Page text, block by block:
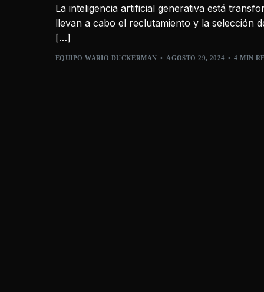
La inteligencia artificial generativa está
llevan a cabo el reclutamiento y la selección
[…]
EQUIPO WARIO DUCKERMAN AGOSTO 29, 2024 4 MIN